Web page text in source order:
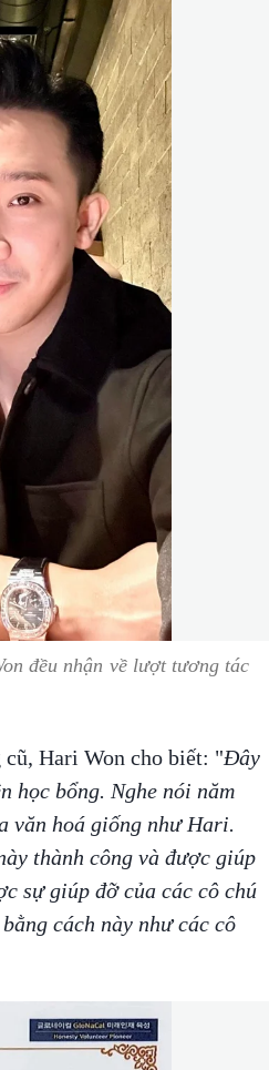
đều nhận về lượt tương tác
Hari Won cho biết: "Đây
học bổng. Nghe nói năm
văn hoá giống như Hari.
thành công và được giúp
sự giúp đỡ của các cô chú
cách này như các cô